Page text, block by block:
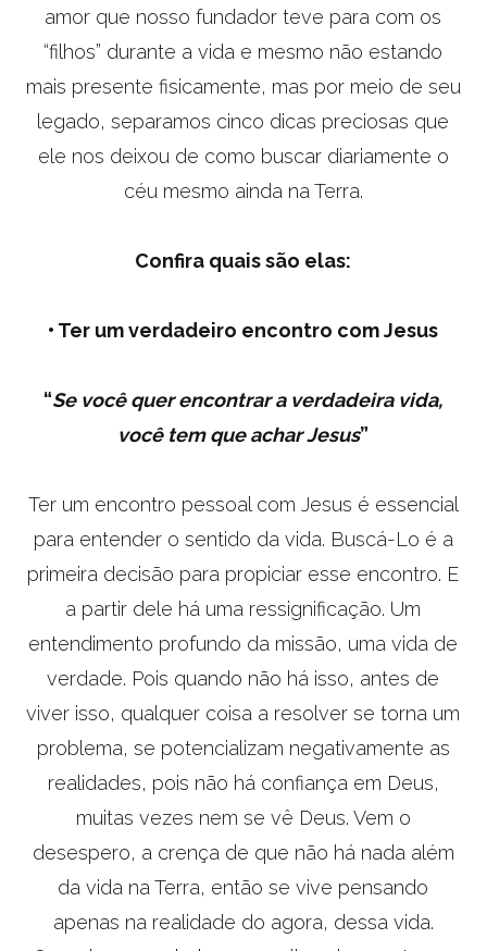
amor que nosso fundador teve para com os
“filhos” durante a vida e mesmo não estando
mais presente fisicamente, mas por meio de seu
legado, separamos cinco dicas preciosas que
ele nos deixou de como buscar diariamente o
céu mesmo ainda na Terra.
Confira quais são elas:
• Ter um verdadeiro encontro com Jesus
“Se você quer encontrar a verdadeira vida,
você tem que achar Jesus”
Ter um encontro pessoal com Jesus é essencial
para entender o sentido da vida. Buscá-Lo é a
primeira decisão para propiciar esse encontro. E
a partir dele há uma ressignificação. Um
entendimento profundo da missão, uma vida de
verdade. Pois quando não há isso, antes de
viver isso, qualquer coisa a resolver se torna um
problema, se potencializam negativamente as
realidades, pois não há confiança em Deus,
muitas vezes nem se vê Deus. Vem o
desespero, a crença de que não há nada além
da vida na Terra, então se vive pensando
apenas na realidade do agora, dessa vida.